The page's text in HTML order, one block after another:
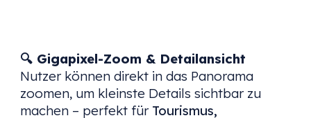
🔍 Gigapixel-Zoom & Detailansicht
Nutzer können direkt in das Panorama
zoomen, um kleinste Details sichtbar zu
machen – perfekt für Tourismus,